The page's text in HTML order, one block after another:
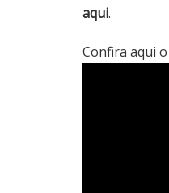
aqui.
Confira aqui